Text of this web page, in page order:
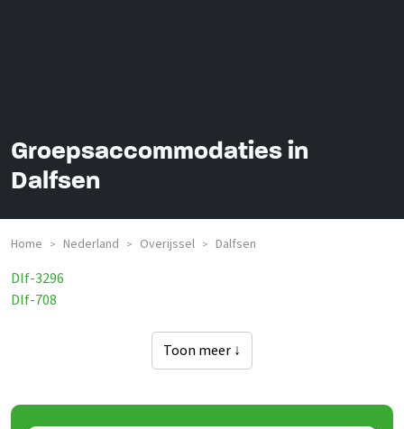
Groepsaccommodaties in
Dalfsen
Home > Nederland > Overijssel > Dalfsen
Dlf-3296
Dlf-708
Toon meer ↓